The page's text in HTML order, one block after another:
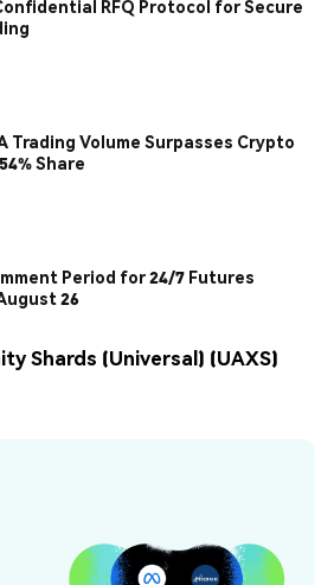
RFQ Protocol for Secure
Trading Volume Surpasses Crypto
Share
Period for 24/7 Futures
26
Shards (Universal) (UAXS)